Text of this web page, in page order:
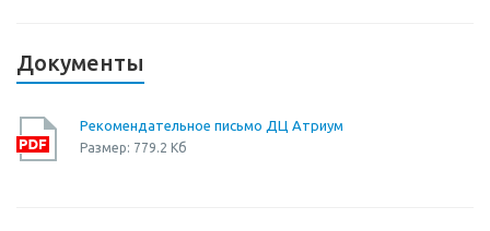
Документы
Рекомендательное письмо ДЦ Атриум
Размер: 779.2 Кб